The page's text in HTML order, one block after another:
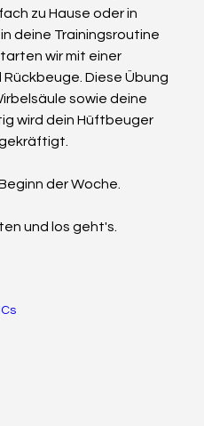
zu Hause oder in
deine Trainingsroutine
wir mit einer
Diese Übung
sowie deine
wird dein Hüftbeuger
der Woche.
und los geht's.